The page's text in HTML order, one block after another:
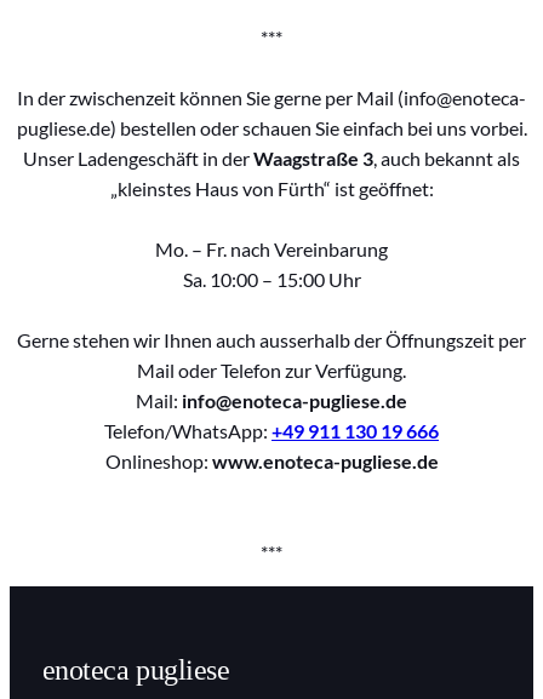
***
In der zwischenzeit können Sie gerne per Mail (info@enoteca-
pugliese.de) bestellen oder schauen Sie einfach bei uns vorbei.
Unser Ladengeschäft in derWaagstraße 3, auch bekannt als
„kleinstes Haus von Fürth“ ist geöffnet:
Mo. – Fr. nach Vereinbarung
Sa. 10:00 – 15:00 Uhr
Gerne stehen wir Ihnen auch ausserhalb der Öffnungszeit per
Mail oder Telefon zur Verfügung.
Mail: info@enoteca-pugliese.de
Telefon/WhatsApp: +49 911 130 19 666
Onlineshop: www.enoteca-pugliese.de
***
enoteca pugliese